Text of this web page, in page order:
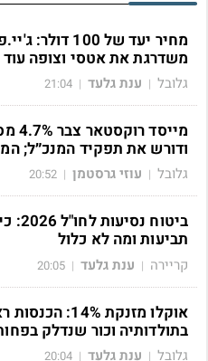
מחיר יעד של 100
משדרגת את אטסי וצופה עוד 20%
גלובל | ענת גלעד |
21:04
מייסד
ודורש את תפקיד המנכ״ל;
גלובל | עוזי גרסטמן |
20:52
ביטוח
תביעות ומה לא כלול
קריירה | ענת גלעד |
20:05
אוקלו מזנקת 14%:
בתולדותיה וכור שנדלק
גלובל | ענת גלעד |
20:04